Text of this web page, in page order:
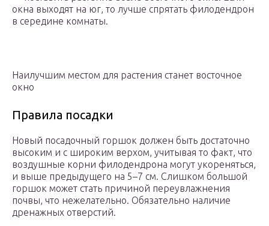
окна выходят на юг, то лучше спрятать филодендрон
в середине комнаты.
Наилучшим местом для растения станет восточное
окно
Правила посадки
Новый посадочный горшок должен быть достаточно
высоким и с широким верхом, учитывая то факт, что
воздушные корни филодендрона могут укореняться,
и выше предыдущего на 5–7 см. Слишком большой
горшок может стать причиной переувлажнения
почвы, что нежелательно. Обязательно наличие
дренажных отверстий.